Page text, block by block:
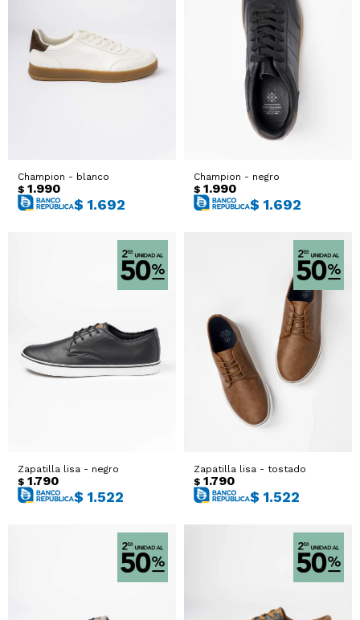
Champion - blanco
$ 1.990
$ 1.692
Champion - negro
$ 1.990
$ 1.692
Zapatilla lisa - negro
$ 1.790
$ 1.522
Zapatilla lisa - tostado
$ 1.790
$ 1.522